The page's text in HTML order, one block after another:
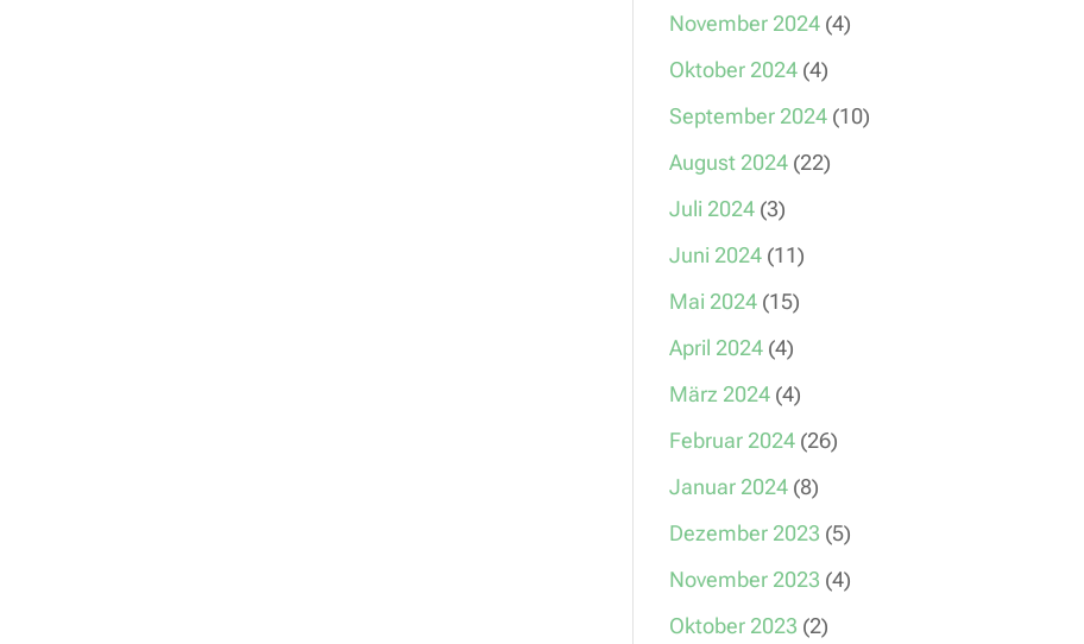
November 2024(4)
Oktober 2024(4)
September 2024(10)
August 2024(22)
Juli 2024(3)
Juni 2024(11)
Mai 2024(15)
April 2024(4)
März 2024(4)
Februar 2024(26)
Januar 2024(8)
Dezember 2023 (5)
November 2023 (4)
Oktober 2023 (2)